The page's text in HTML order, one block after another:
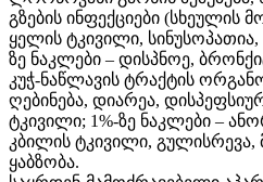
გზების ინფექციები (სხეულის
ყელის ტკივილი, სინუსოპათია,
ზე ნაკლები – დისპნოე,
კუჭ-ნაწლავის ტრაქტის
ღებინება, დიარეა,
ტკივილი; 1%-ზე ნაკლები –
კბილის ტკივილი, გულისრევა,
ყაბზობა.